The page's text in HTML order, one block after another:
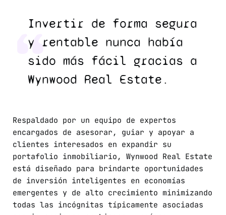
Invertir de forma segura
y rentable nunca había
sido más fácil gracias a
Wynwood Real Estate.
Respaldado por un equipo de expertos
encargados de asesorar, guiar y apoyar a
clientes interesados en expandir su
portafolio inmobiliario, Wynwood Real Estate
está diseñado para brindarte oportunidades
de inversión inteligentes en economías
emergentes y de alto crecimiento minimizando
todas las incógnitas típicamente asociadas